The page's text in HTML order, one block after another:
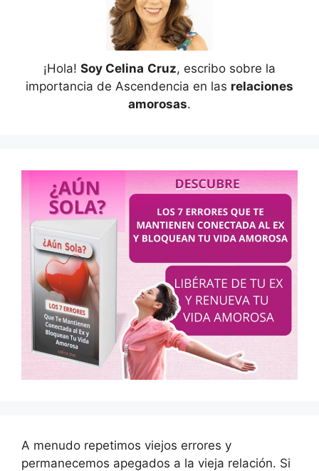
¡Hola! Soy Celina Cruz, escribo sobre la
importancia de Ascendencia en las relaciones
amorosas.
A menudo repetimos viejos errores y
permanecemos apegados a la vieja relación. Si